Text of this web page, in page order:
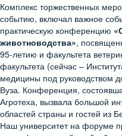
Комплекс торжественных
событию, включал важное
практическую конференцию
животноводства»,
95-летию и факультета
факультета (сейчас –
медицины под руководством
Вуза. Конференция,
Агротеха, вызвала большой
областей страны и гостей из
Наш университет на форуме